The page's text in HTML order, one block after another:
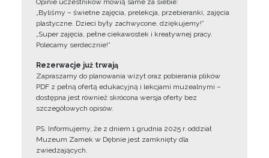
Opinie uczestników mówią same za siebie:
„Byliśmy – świetne zajęcia, prelekcja, przebieranki, zajęcia
plastyczne. Dzieci były zachwycone, dziękujemy!”
„Super zajęcia, pełne ciekawostek i kreatywnej pracy.
Polecamy serdecznie!”
Rezerwacje już trwają
Zapraszamy do planowania wizyt oraz pobierania plików
PDF z pełną ofertą edukacyjną i lekcjami muzealnymi –
dostępna jest również skrócona wersja oferty bez
szczegółowych opisów.
PS. Informujemy, że z dniem 1 grudnia 2025 r. oddział
Muzeum Zamek w Dębnie jest zamknięty dla
zwiedzających.